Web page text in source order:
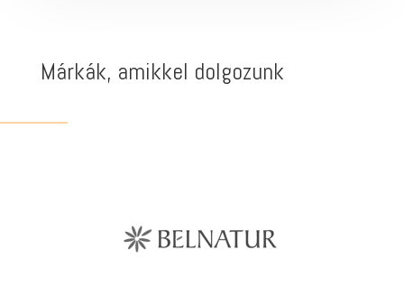
Márkák, amikkel dolgozunk